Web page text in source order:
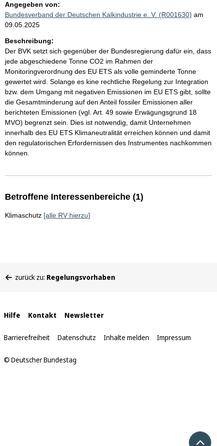
Angegeben von:
Bundesverband der Deutschen Kalkindustrie e. V. (R001630) am
09.05.2025
Beschreibung:
Der BVK setzt sich gegenüber der Bundesregierung dafür ein, dass
jede abgeschiedene Tonne CO2 im Rahmen der
Monitoringverordnung des EU ETS als volle geminderte Tonne
gewertet wird. Solange es kine rechtliche Regelung zur Integration
bzw. dem Umgang mit negativen Emissionen im EU ETS gibt, sollte
die Gesamtminderung auf den Anteil fossiler Emissionen aller
berichteten Emissionen (vgl. Art. 49 sowie Erwägungsgrund 18
MVO) begrenzt sein. Dies ist notwendig, damit Unternehmen
innerhalb des EU ETS Klimaneutralität erreichen können und damit
den regulatorischen Erfordernissen des Instrumentes nachkommen
können.
Betroffene Interessenbereiche (1)
Klimaschutz [alle RV hierzu]
befinden
zurück zu: Regelungsvorhaben
Interne
Links
Hilfe Kontakt Newsletter
Barrierefreiheit Datenschutz Inhalte melden Impressum
© Deutscher Bundestag